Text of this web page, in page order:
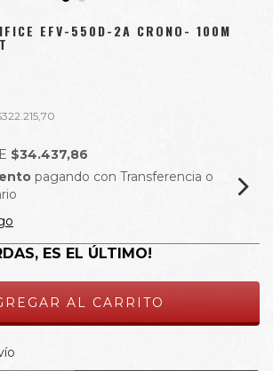
EFV-550D-2A CRONO- 100M
$34.437,86
pagando con Transferencia o
ES EL ÚLTIMO!